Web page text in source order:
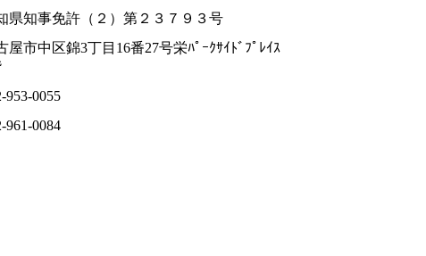
県知事免許（２）第２３７９３号
屋市中区錦3丁目16番27号栄ﾊﾟｰｸｻｲﾄﾞﾌﾟﾚｲｽ
953-0055
961-0084